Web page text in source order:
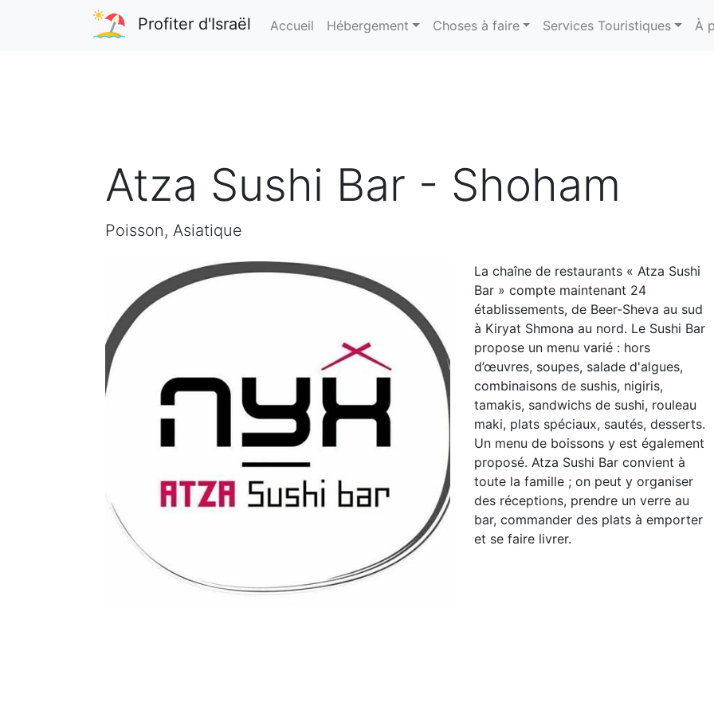
Profiter d'Israël Accueil Hébergement Choses à faire Services Touristiques À
Atza Sushi Bar - Shoham
Poisson, Asiatique
La chaîne de restaurants « Atza Sushi
Bar » compte maintenant 24
établissements, de Beer-Sheva au sud
à Kiryat Shmona au nord. Le Sushi Bar
propose un menu varié : hors
d’œuvres, soupes, salade d'algues,
combinaisons de sushis, nigiris,
tamakis, sandwichs de sushi, rouleau
maki, plats spéciaux, sautés, desserts.
Un menu de boissons y est également
proposé. Atza Sushi Bar convient à
toute la famille ; on peut y organiser
des réceptions, prendre un verre au
bar, commander des plats à emporter
et se faire livrer.